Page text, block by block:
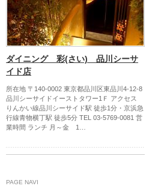
ダイニング 彩(さい) 品川シーサ
イド店
所在地 〒140-0002 東京都品川区東品川4-12-8
品川シーサイドイーストタワー1Ｆ アクセス
りんかい線品川シーサイド駅 徒歩1分・京浜急
行線青物横丁駅 徒歩5分 TEL 03-5769-0081 営
業時間 ランチ 月～金 1…
PAGE NAVI